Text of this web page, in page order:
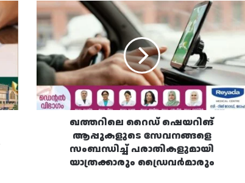
ഖത്തറിലെ
റൈഡ്
ഷെയറിങ്
ആപ്പുകളുടെ
സേവനങ്ങളെ
സംബന്ധിച്ച്
പരാതികളുമായി
യാത്രക്കാരും
ഡ്രൈവർമാരും
ഖത്തറിലെ റൈഡ് ഷെയറിങ്
ആപ്പുകളുടെ സേവനങ്ങളെ
സംബന്ധിച്ച് പരാതികളുമായി
യാത്രക്കാരും ഡ്രൈവർമാരും